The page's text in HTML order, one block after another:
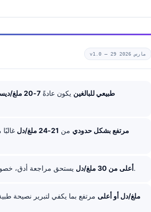
v1.0 — 29 مارس 2026
BUN طبيعي للبالغين يكون عادةً 7-20 ملغ/ديسيلتر
BUN مرتفع بشكل حدودي من 21-24 ملغ/دل
BUN أعلى من 30 ملغ/دليستحق مراجعة أدق، خصوصًا إذا استمر، أو ارتفع مع الوقت، أو ترافق مع أعراض.
BUN 60 ملغ/دل أو أعلى مرتفع بما يكفي لتبرير نصيحة